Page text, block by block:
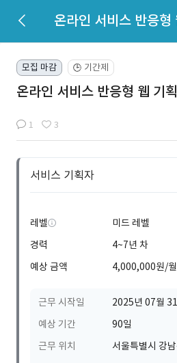
온라인 서비스 반응형
모집 마감 🕒 기간제
온라인 서비스 반응형 웹 기
1 3
서비스 기획자
레벨
미드 레벨
경력
4~7년 차
예상 금액
4,000,000원/월
근무 시작일
2025년 07월
예상 기간
90일
근무 위치
서울특별시 강